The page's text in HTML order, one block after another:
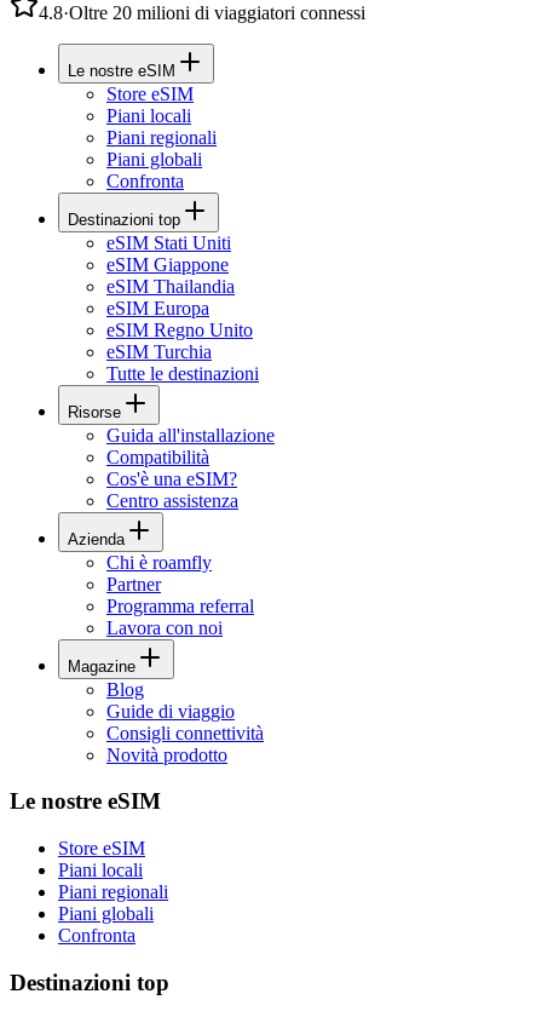
4.8·Oltre 20 milioni di viaggiatori connessi
Le nostre eSIM
Store eSIM
Piani locali
Piani regionali
Piani globali
Confronta
Destinazioni top
eSIM Stati Uniti
eSIM Giappone
eSIM Thailandia
eSIM Europa
eSIM Regno Unito
eSIM Turchia
Tutte le destinazioni
Risorse
Guida all'installazione
Compatibilità
Cos'è una eSIM?
Centro assistenza
Azienda
Chi è roamfly
Partner
Programma referral
Lavora con noi
Magazine
Blog
Guide di viaggio
Consigli connettività
Novità prodotto
Le nostre eSIM
Store eSIM
Piani locali
Piani regionali
Piani globali
Confronta
Destinazioni top